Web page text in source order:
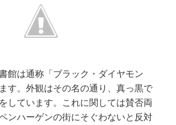
館は通称「ブラック・ダイヤモン
す。外観はその名の通り、真っ黒で
しています。これに関しては賛否両
ンハーゲンの街にそぐわないと反対